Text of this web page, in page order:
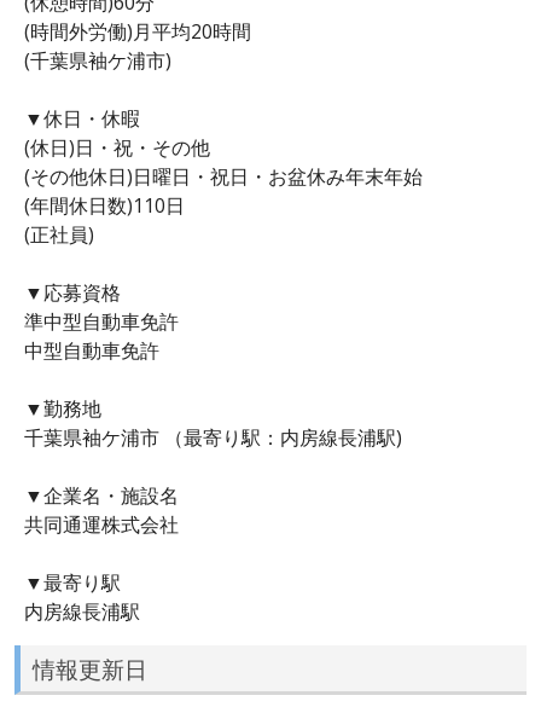
(時間外労働)月平均20時間
(千葉県袖ケ浦市)
▼休日・休暇
(休日)日・祝・その他
(その他休日)日曜日・祝日・お盆休み年末年始
(年間休日数)110日
(正社員)
▼応募資格
準中型自動車免許
中型自動車免許
▼勤務地
千葉県袖ケ浦市 （最寄り駅：内房線長浦駅)
▼企業名・施設名
共同通運株式会社
▼最寄り駅
内房線長浦駅
情報更新日